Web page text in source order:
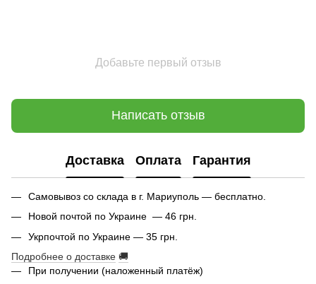
Добавьте первый отзыв
Написать отзыв
Доставка Оплата Гарантия
Самовывоз со склада в г. Мариуполь — бесплатно.
Новой почтой по Украине — 46 грн.
Укрпочтой по Украине — 35 грн.
Подробнее о доставке 🚚
При получении (наложенный платёж)